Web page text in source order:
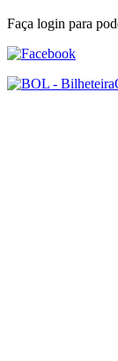
Faça login para